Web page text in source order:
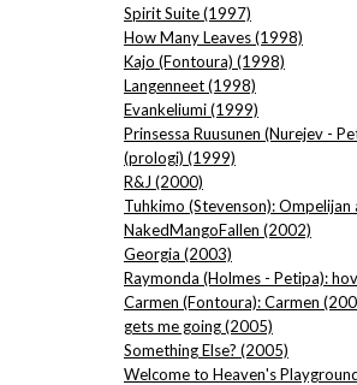
Spirit Suite (1997)
How Many Leaves (1998)
Kajo (Fontoura) (1998)
Langenneet (1998)
Evankeliumi (1999)
Prinsessa Ruusunen (Nurejev -
(prologi) (1999)
R&J (2000)
Tuhkimo (Stevenson):
NakedMangoFallen (2002)
Georgia (2003)
Raymonda (Holmes - Petipa):
Carmen (Fontoura): Carmen
gets me going (2005)
Something Else? (2005)
Welcome to Heaven's